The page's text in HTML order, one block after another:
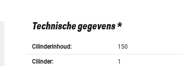
Technische gegevens *
Cilinderinhoud: 150
Cilinder: 1